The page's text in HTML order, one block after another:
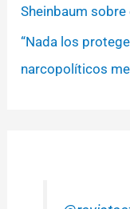
Sheinbaum
“Nada los
narcopolíticos